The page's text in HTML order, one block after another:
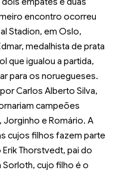
encontro ocorreu
Stadion, em Oslo,
medalhista de prata
que igualou a partida,
para os noruegueses.
Carlos Alberto Silva,
campeões
Jorginho e Romário. A
cujos filhos fazem parte
Thorstvedt, pai do
Sorloth, cujo filho é o